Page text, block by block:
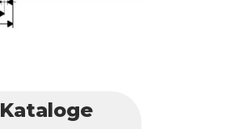
Kataloge